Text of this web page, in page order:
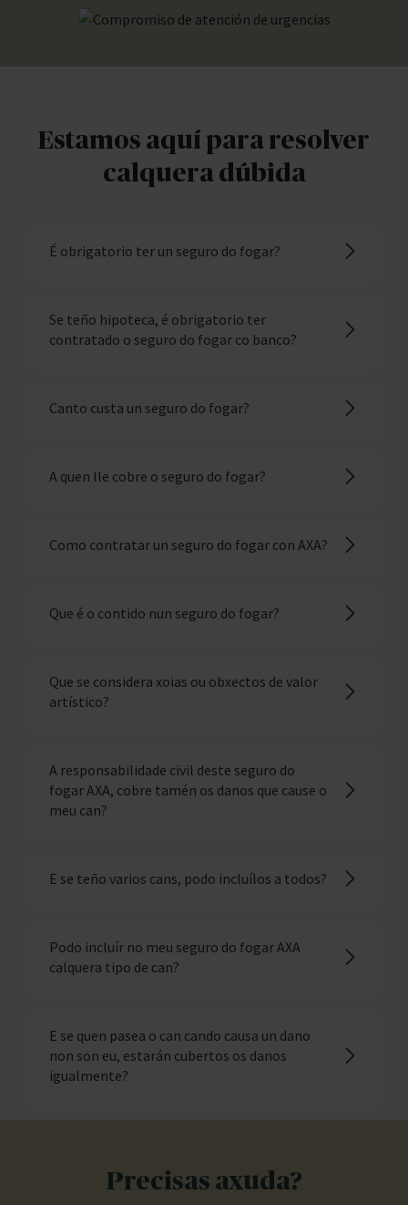
Estamos aquí para resolver
calquera dúbida
É obrigatorio ter un seguro do fogar?
Se teño hipoteca, é obrigatorio ter
contratado o seguro do fogar co banco?
Canto custa un seguro do fogar?
A quen lle cobre o seguro do fogar?
Como contratar un seguro do fogar con AXA?
Que é o contido nun seguro do fogar?
Que se considera xoias ou obxectos de valor
artístico?
A responsabilidade civil deste seguro do
fogar AXA, cobre tamén os danos que cause o
meu can?
E se teño varios cans, podo incluílos a todos?
Podo incluír no meu seguro do fogar AXA
calquera tipo de can?
E se quen pasea o can cando causa un dano
non son eu, estarán cubertos os danos
igualmente?
Precisas axuda?